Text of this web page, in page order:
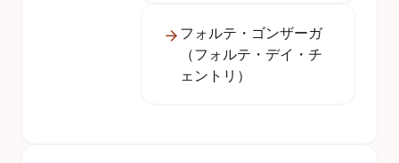
フォルテ・ゴンザーガ
（フォルテ・デイ・チ
ェントリ）